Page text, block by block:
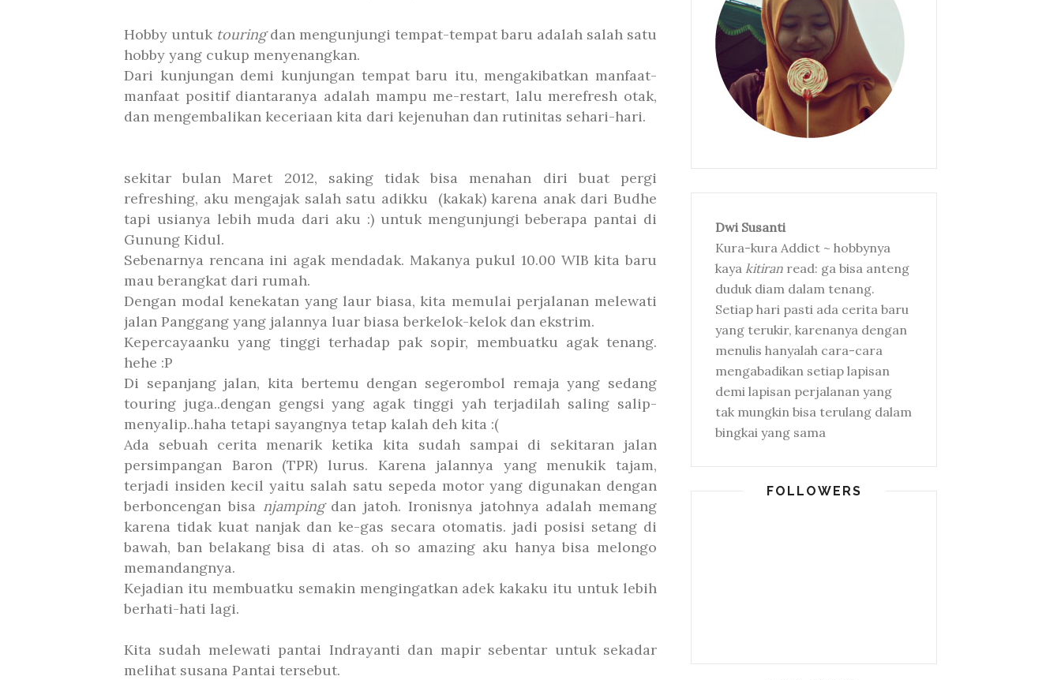
Hobby untuk touringdan mengunjungi tempat-tempat baru adalah salah satu
hobby yang cukup menyenangkan.
Dari kunjungan demi kunjungan tempat baru itu, mengakibatkan manfaat-
manfaat positif diantaranya adalah mampu me-restart, lalu merefresh otak,
dan mengembalikan keceriaan kita dari kejenuhan dan rutinitas sehari-hari.
sekitar bulan Maret 2012, saking tidak bisa menahan diri buat pergi
refreshing, aku mengajak salah satu adikku (kakak) karena anak dari Budhe
tapi usianya lebih muda dari aku :) untuk mengunjungi beberapa pantai di
Gunung Kidul.
Sebenarnya rencana ini agak mendadak. Makanya pukul 10.00 WIB kita baru
mau berangkat dari rumah.
Dengan modal kenekatan yang laur biasa, kita memulai perjalanan melewati
jalan Panggang yang jalannya luar biasa berkelok-kelok dan ekstrim.
Kepercayaanku yang tinggi terhadap pak sopir, membuatku agak tenang.
hehe :P
Di sepanjang jalan, kita bertemu dengan segerombol remaja yang sedang
touring juga..dengan gengsi yang agak tinggi yah terjadilah saling salip-
menyalip..haha tetapi sayangnya tetap kalah deh kita :(
Ada sebuah cerita menarik ketika kita sudah sampai di sekitaran jalan
persimpangan Baron (TPR) lurus. Karena jalannya yang menukik tajam,
terjadi insiden kecil yaitu salah satu sepeda motor yang digunakan dengan
berboncengan bisa njamping dan jatoh. Ironisnya jatohnya adalah memang
karena tidak kuat nanjak dan ke-gas secara otomatis. jadi posisi setang di
bawah, ban belakang bisa di atas. oh so amazing aku hanya bisa melongo
memandangnya.
Kejadian itu membuatku semakin mengingatkan adek kakaku itu untuk lebih
berhati-hati lagi.
Kita sudah melewati pantai Indrayanti dan mapir sebentar untuk sekadar
melihat susana Pantai tersebut.
Dwi Susanti
Kura-kura Addict ~ hobbynya
kaya kitiran read: ga bisa anteng
duduk diam dalam tenang.
Setiap hari pasti ada cerita baru
yang terukir, karenanya dengan
menulis hanyalah cara-cara
mengabadikan setiap lapisan
demi lapisan perjalanan yang
tak mungkin bisa terulang dalam
bingkai yang sama
FOLLOWERS